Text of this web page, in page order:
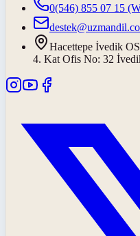
0(546) 855 07 15
Hacettepe İvedik
4. Kat Ofis No: 32